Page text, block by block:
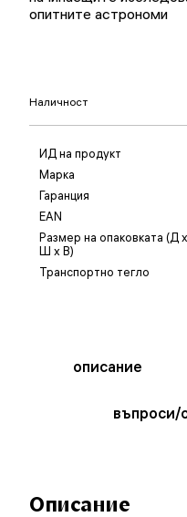
опитните астрономи
Наличност
ИД на продукт
Марка
Гаранция
EAN
Размер на опаковката (Д x
Ш x В)
Транспортно тегло
описание
въпроси/
Описание